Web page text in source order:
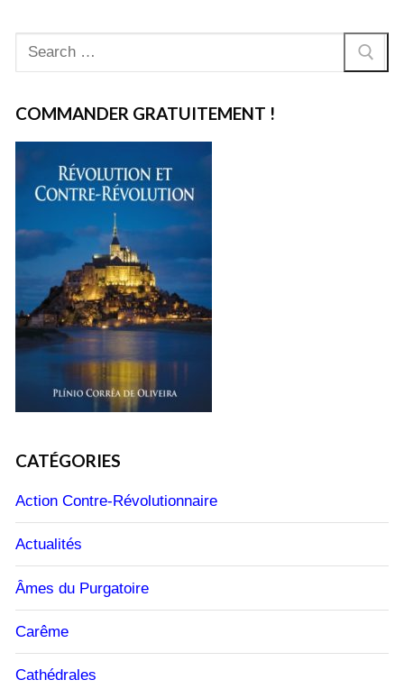
Rechercher
:
COMMANDER GRATUITEMENT !
CATÉGORIES
Action Contre-Révolutionnaire
Actualités
Âmes du Purgatoire
Carême
Cathédrales